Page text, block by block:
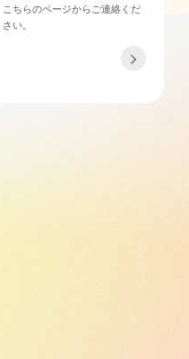
こちらのページからご連絡くだ
さい。
4-3-21 NLCセントラルビル901